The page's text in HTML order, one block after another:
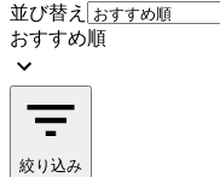
並び替え
おすすめ順
絞り込み